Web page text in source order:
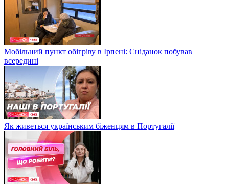
Мобільний пункт обігріву в Ірпені: Сніданок побував
всередині
Як живеться українським біженцям в Португалії